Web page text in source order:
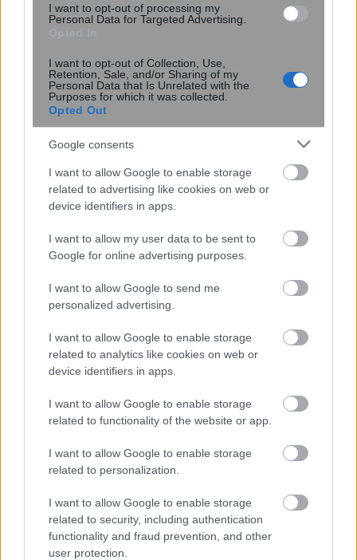
I want to opt-out of processing my
Personal Data for Targeted Advertising.
I want to opt-out of Collection, Use,
Retention, Sale, and/or Sharing of my
Personal Data that Is Unrelated with the
Purposes for which it was collected.
Opted Out
Google consents
I want to allow Google to enable storage
related to advertising like cookies on web or
device identifiers in apps.
I want to allow my user data to be sent to
Google for online advertising purposes.
I want to allow Google to send me
personalized advertising.
I want to allow Google to enable storage
related to analytics like cookies on web or
device identifiers in apps.
I want to allow Google to enable storage
related to functionality of the website or app.
I want to allow Google to enable storage
related to personalization.
I want to allow Google to enable storage
related to security, including authentication
functionality and fraud prevention, and other
user protection.
Η Anthropic βελτιώνει τα φίλτρα
ασφαλείας της βιολογίας του Claude
Fable 5 για τη μείωση των ψευδών
θετικών αποτελεσμάτων
Πλούτωνας: Η ατμόσφαιρά του
συρρικνώνεται καθώς απομακρύνεται